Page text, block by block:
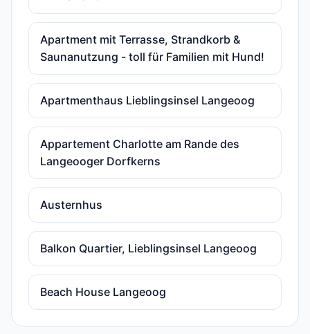
Apartment mit Terrasse, Strandkorb &
Saunanutzung - toll für Familien mit Hund!
Apartmenthaus Lieblingsinsel Langeoog
Appartement Charlotte am Rande des
Langeooger Dorfkerns
Austernhus
Balkon Quartier, Lieblingsinsel Langeoog
Beach House Langeoog